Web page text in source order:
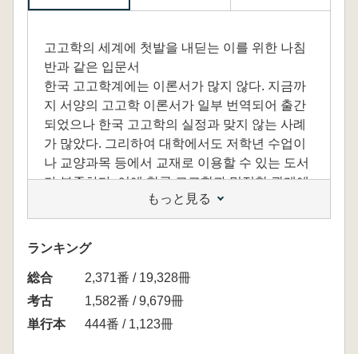
고고학의 세계에 첫발을 내딛는 이를 위한 나침
반과 같은 입문서
한국 고고학계에는 이론서가 많지 않다. 지금까
지 서양의 고고학 이론서가 일부 번역되어 출간
되었으나 한국 고고학의 실정과 맞지 않는 사례
가 많았다. 그리하여 대학에서도 저학년 수업이
나 교양과목 등에서 교재로 이용할 수 있는 도서
가 부족하다. 이에 한국 고고학과 밀접한 관계에
있고 이론적 내용의 적용이 편리한 일본의 고고
학 관련 도서를 선정하여 번역서로 출간하였다.
이 책은 일반인에게 미지의 세계였던 고고학에
대한 갈증을 단번에 풀어줄 것이다. 그래서 고고
학이라는 세계에 첫발을 내딛는데 나침반과 같
은 책이다. 고고학은 과거에만 존재하는 것이 아
もっと見る
ランキング
総合
2,371番 / 19,328冊
考古
1,582番 / 9,679冊
単行本
444番 / 1,123冊